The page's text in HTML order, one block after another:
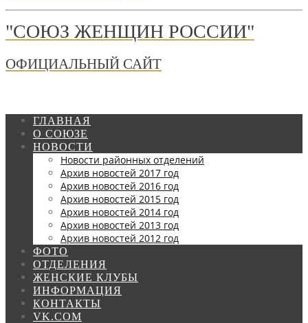
"СОЮЗ ЖЕНЩИН РОССИИ"
ОФИЦИАЛЬНЫЙ САЙТ
ГЛАВНАЯ
О СОЮЗЕ
НОВОСТИ
Новости районных отделений
Архив новостей 2017 год
Архив новостей 2016 год
Архив новостей 2015 год
Архив новостей 2014 год
Архив новостей 2013 год
Архив новостей 2012 год
ФОТО
ОТДЕЛЕНИЯ
ЖЕНСКИЕ КЛУБЫ
ИНФОРМАЦИЯ
КОНТАКТЫ
VK.COM